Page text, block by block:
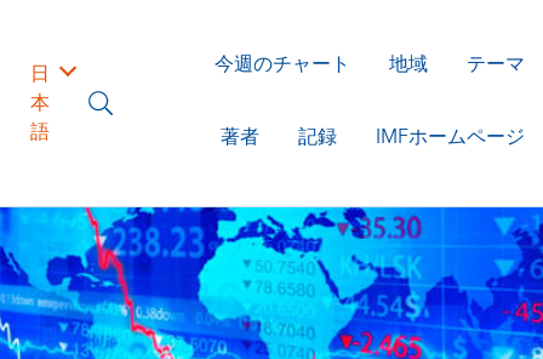
日
本
語
今週のチャート 地域 テーマ
著者 記録 IMFホームページ